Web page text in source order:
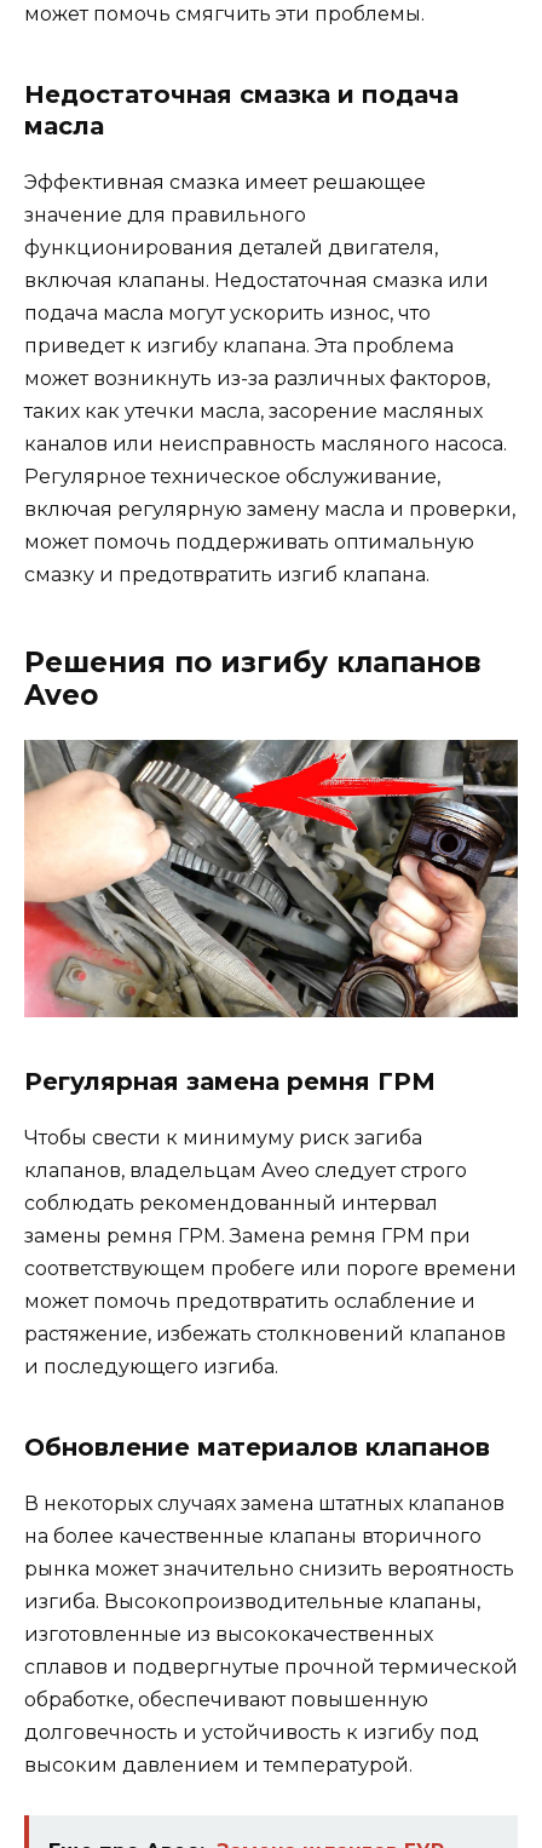
может помочь смягчить эти проблемы.
Недостаточная смазка и подача
масла
Эффективная смазка имеет решающее
значение для правильного
функционирования деталей двигателя,
включая клапаны. Недостаточная смазка или
подача масла могут ускорить износ, что
приведет к изгибу клапана. Эта проблема
может возникнуть из-за различных факторов,
таких как утечки масла, засорение масляных
каналов или неисправность масляного насоса.
Регулярное техническое обслуживание,
включая регулярную замену масла и проверки,
может помочь поддерживать оптимальную
смазку и предотвратить изгиб клапана.
Решения по изгибу клапанов
Aveo
Регулярная замена ремня ГРМ
Чтобы свести к минимуму риск загиба
клапанов, владельцам Aveo следует строго
соблюдать рекомендованный интервал
замены ремня ГРМ. Замена ремня ГРМ при
соответствующем пробеге или пороге времени
может помочь предотвратить ослабление и
растяжение, избежать столкновений клапанов
и последующего изгиба.
Обновление материалов клапанов
В некоторых случаях замена штатных клапанов
на более качественные клапаны вторичного
рынка может значительно снизить вероятность
изгиба. Высокопроизводительные клапаны,
изготовленные из высококачественных
сплавов и подвергнутые прочной термической
обработке, обеспечивают повышенную
долговечность и устойчивость к изгибу под
высоким давлением и температурой.